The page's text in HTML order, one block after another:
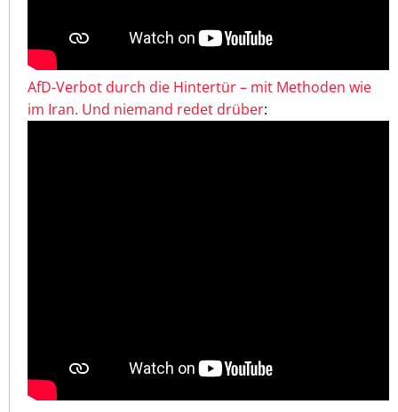
AfD-Verbot durch die Hintertür – mit Methoden wie
im Iran. Und niemand redet drüber: